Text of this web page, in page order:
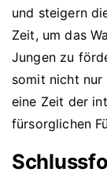
und steigern
Zeit, um das
Jungen zu
somit nicht nur
eine Zeit der
fürsorglichen